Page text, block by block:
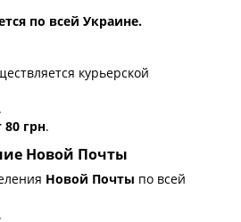
по всей Украине.
курьерской
.
80 грн.
Новой Почты
Новой Почты по всей
.